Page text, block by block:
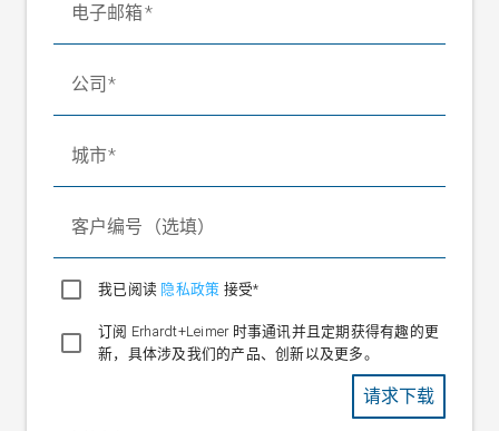
电子邮箱
公司
城市
客户编号（选填）
我已阅读 隐私政策 接受*
订阅 Erhardt+Leimer 时事通讯并且定期获得有趣的更
新，具体涉及我们的产品、创新以及更多。
请求下载